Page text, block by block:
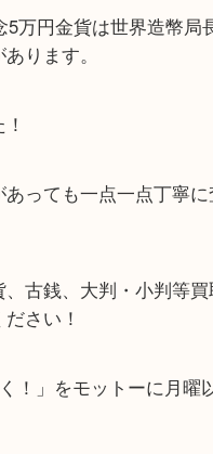
円金貨
貨 御即位記念10万円金貨
成婚記念5万円